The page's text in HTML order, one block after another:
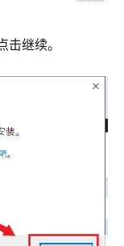
继续。